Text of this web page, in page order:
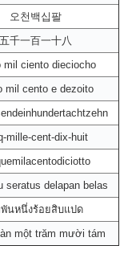
오천백십팔
五千一百一十八
mil ciento dieciocho
mil cento e dezoito
mille-cent-dix-huit
seratus delapan belas
นหนึ่งร้อยสิบแปด
một trăm mười tám